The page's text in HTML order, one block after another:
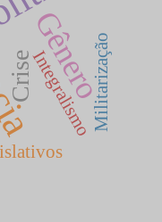
Gênero
CriseIntegralismoMilitarização